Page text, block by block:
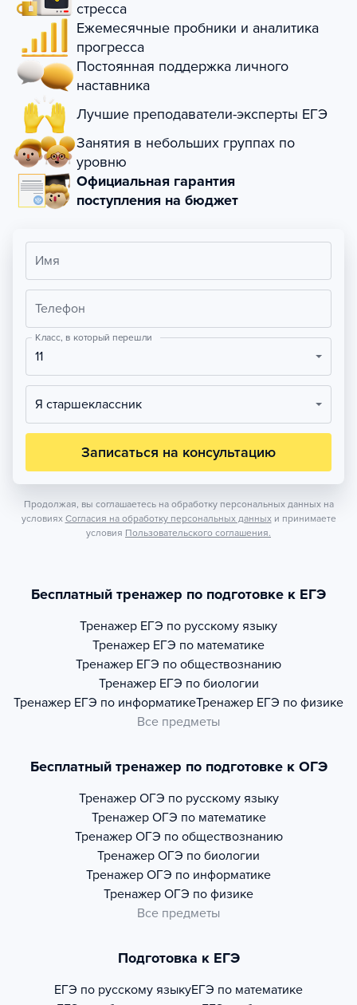
стресса
Ежемесячные пробники и аналитика
прогресса
Постоянная поддержка личного
наставника
Лучшие преподаватели-эксперты ЕГЭ
Занятия в небольших группах по
уровню
Официальная гарантия
поступления на бюджет
Имя
Телефон
Класс, в который перешли
11
Я старшеклассник
Записаться на консультацию
Продолжая, вы соглашаетесь на обработку персональных данных на
условиях Согласия на обработку персональных данных и принимаете
условия Пользовательского соглашения.
Бесплатный тренажер по подготовке к ЕГЭ
Тренажер ЕГЭ по русскому языку
Тренажер ЕГЭ по математике
Тренажер ЕГЭ по обществознанию
Тренажер ЕГЭ по биологии
Тренажер ЕГЭ по информатикеТренажер ЕГЭ по физике
Все предметы
Бесплатный тренажер по подготовке к ОГЭ
Тренажер ОГЭ по русскому языку
Тренажер ОГЭ по математике
Тренажер ОГЭ по обществознанию
Тренажер ОГЭ по биологии
Тренажер ОГЭ по информатике
Тренажер ОГЭ по физике
Все предметы
Подготовка к ЕГЭ
ЕГЭ по русскому языкуЕГЭ по математике